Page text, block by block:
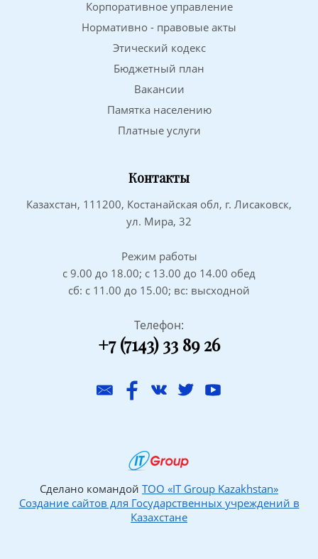
Корпоративное управление
Нормативно - правовые акты
Этический кодекс
Бюджетный план
Вакансии
Памятка населению
Платные услуги
Контакты
Казахстан, 111200, Костанайская обл, г. Лисаковск,
ул. Мира, 32
Режим работы
с 9.00 до 18.00; с 13.00 до 14.00 обед
сб: с 11.00 до 15.00; вс: высходной
Телефон:
+7 (7143) 33 89 26
Сделано командой ТОО «IT Group Kazakhstan»
Создание сайтов для Государственных учреждений в
Казахстане